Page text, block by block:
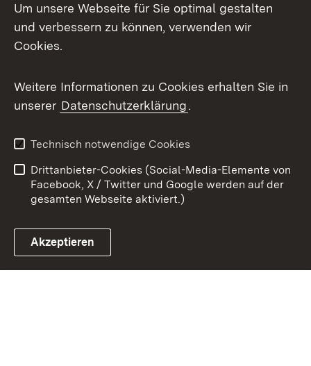
X / Twitter
Youtube
Link zum Landesportal
Kontakt
Datenschutz
Barrierefreiheit
Impressum
Cookies
Um unsere Webseite für Sie optimal gestalten
und verbessern zu können, verwenden wir
Cookies.
Weitere Informationen zu Cookies erhalten Sie in
unserer Datenschutzerklärung.
Technisch notwendige Cookies
Drittanbieter-Cookies (Social-Media-Elemente von
Facebook, X / Twitter und Google werden auf der
gesamten Webseite aktiviert.)
Akzeptieren